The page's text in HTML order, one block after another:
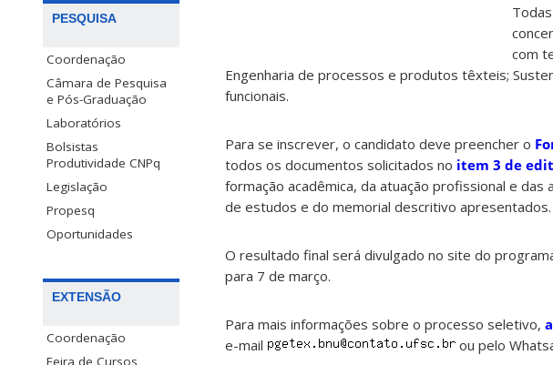
PESQUISA
Coordenação
Câmara de Pesquisa
e Pós-Graduação
Laboratórios
Bolsistas
Produtividade CNPq
Legislação
Propesq
Oportunidades
EXTENSÃO
Coordenação
Feira de Cursos
com
Engenharia de processos e produtos têxteis;
funcionais.
Para se inscrever, o candidato deve preencher o
todos os documentos solicitados no item 3 de
formação acadêmica, da atuação profissional e
de estudos e do memorial descritivo apresentados.
O resultado final será divulgado no site do
para 7 de março.
Para mais informações sobre o processo seletivo,
e-mail
ou pelo